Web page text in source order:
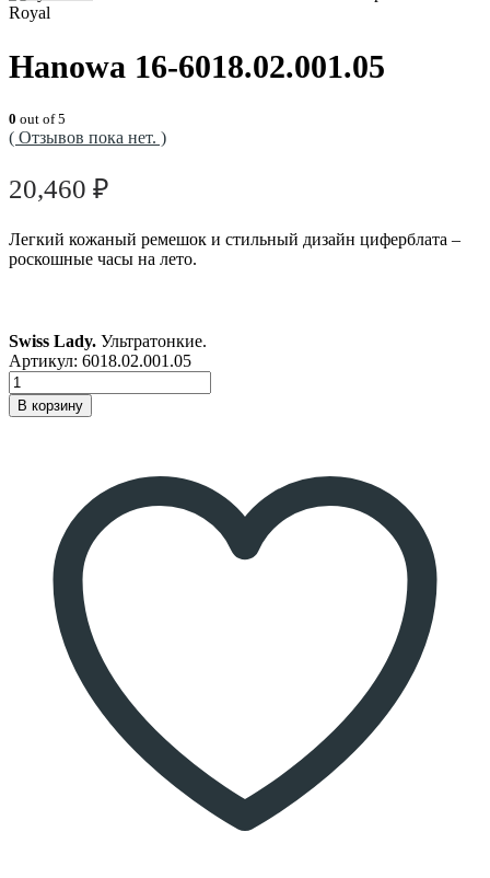
Hanowa 16-6018.02.001.05
0 out of 5
( Отзывов пока нет. )
20,460 ₽
Легкий кожаный ремешок и стильный дизайн циферблата –
роскошные часы на лето.
Swiss Lady. Ультратонкие.
Артикул: 6018.02.001.05
В корзину